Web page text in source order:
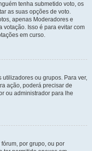
tenha submetido voto, os
as suas opções de voto.
apenas Moderadores e
votação. Isso é para evitar com
em curso.
ou grupos. Para ver,
ação, poderá precisar de
ou administrador para lhe
por grupo, ou por